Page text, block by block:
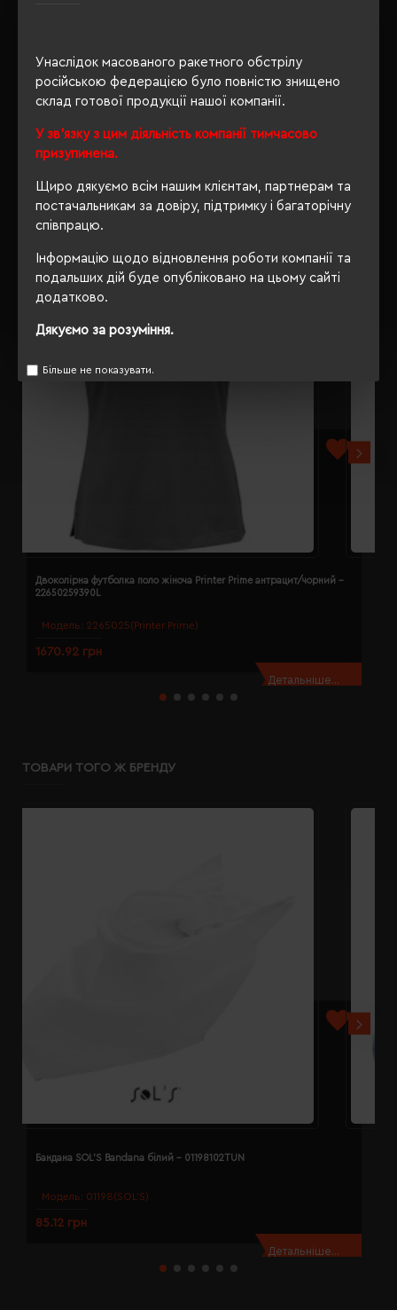
Унаслідок масованого ракетного обстрілу
російською федерацією було повністю знищено
склад готової продукції нашої компанії.
У зв'язку з цим діяльність компанії тимчасово
призупинена.
Щиро дякуємо всім нашим клієнтам, партнерам та
постачальникам за довіру, підтримку і багаторічну
співпрацю.
Інформацію щодо відновлення роботи компанії та
подальших дій буде опубліковано на цьому сайті
додатково.
Дякуємо за розуміння.
Більше не показувати.
ОПИС
ВІДГУКИ
РЕКОМЕНДУЄМО
Модель: 2265025(Printer Prime)
Двоколірна футболка поло жіноча Printer Prime антрацит/чорний -
22650259390L
1670.92 грн
Детальніше...
ТОВАРИ ТОГО Ж БРЕНДУ
Модель: 01198(SOL’S)
Бандана SOL'S Bandana білий - 01198102TUN
85.12 грн
Детальніше...